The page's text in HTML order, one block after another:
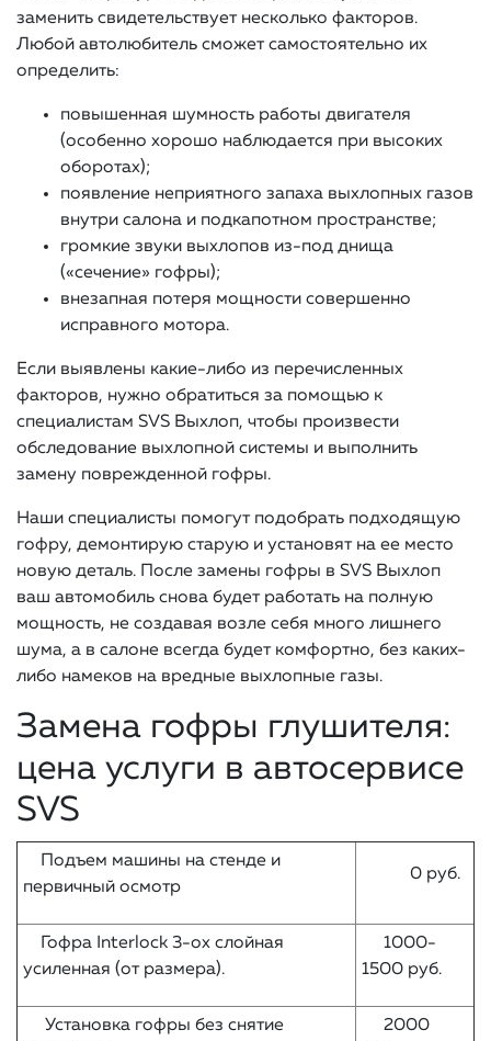
заменить свидетельствует несколько факторов.
Любой автолюбитель сможет самостоятельно их
определить:
повышенная шумность работы двигателя
(особенно хорошо наблюдается при высоких
оборотах);
появление неприятного запаха выхлопных газов
внутри салона и подкапотном пространстве;
громкие звуки выхлопов из-под днища
(«сечение» гофры);
внезапная потеря мощности совершенно
исправного мотора.
Если выявлены какие-либо из перечисленных
факторов, нужно обратиться за помощью к
специалистам SVS Выхлоп, чтобы произвести
обследование выхлопной системы и выполнить
замену поврежденной гофры.
Наши специалисты помогут подобрать подходящую
гофру, демонтирую старую и установят на ее место
новую деталь. После замены гофры в SVS Выхлоп
ваш автомобиль снова будет работать на полную
мощность, не создавая возле себя много лишнего
шума, а в салоне всегда будет комфортно, без каких-
либо намеков на вредные выхлопные газы.
Замена гофры глушителя:
цена услуги в автосервисе
SVS
Подъем машины на стенде и
первичный осмотр
0 руб.
Гофра Interlock 3-ох слойная
усиленная (от размера).
1000-
1500 руб.
Установка гофры без снятие
2000